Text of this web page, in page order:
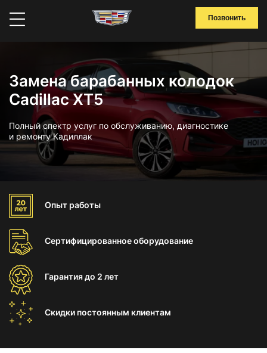
Позвонить
Замена барабанных колодок
Cadillac XT5
Полный спектр услуг по обслуживанию, диагностике
и ремонту Кадиллак
Опыт работы
Сертифицированноеоборудование
Гарантиядо 2 лет
Скидки постоянным клиентам